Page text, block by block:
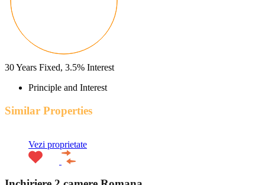
30Years Fixed, 3.5% Interest
Principle and Interest
Similar Properties
Vezi proprietate